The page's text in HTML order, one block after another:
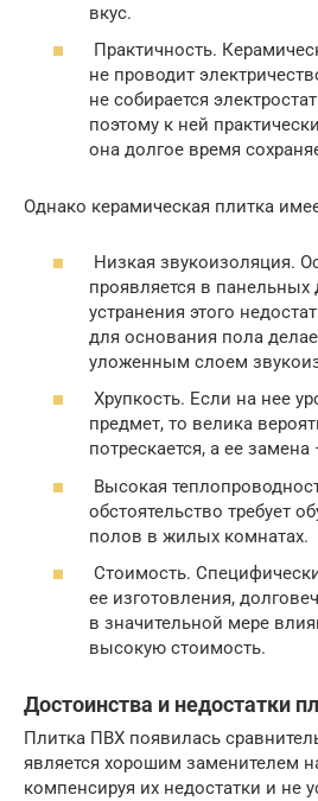
вкус.
Практичность.
не проводит
не собирается
поэтому к ней
она долгое время
Однако керамическая плитка
Низкая звукоизоляция.
проявляется в панельных
устранения этого
для основания пола
уложенным слоем
Хрупкость. Если на нее
предмет, то велика
потрескается, а ее
Высокая
обстоятельство требует
полов в жилых комнатах.
Стоимость.
ее изготовления,
в значительной мере
высокую стоимость.
Достоинства и недостатки
Плитка ПВХ появилась
является хорошим заменителем
компенсируя их недостатки и не